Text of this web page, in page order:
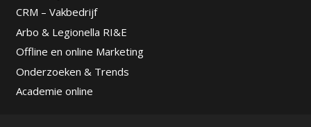
CRM – Vakbedrijf
Arbo & Legionella RI&E
Offline en online Marketing
Onderzoeken & Trends
Academie online